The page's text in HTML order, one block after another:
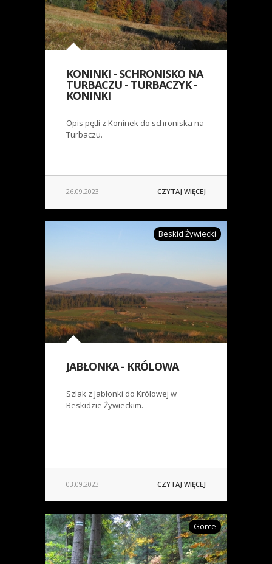
KONINKI - SCHRONISKO NA
TURBACZU - TURBACZYK -
KONINKI
Opis pętli z Koninek do schroniska na
Turbaczu.
26.09.2023 CZYTAJ WIĘCEJ
Beskid Żywiecki
JABŁONKA - KRÓLOWA
Szlak z Jabłonki do Królowej w
Beskidzie Żywieckim.
03.09.2023 CZYTAJ WIĘCEJ
Gorce